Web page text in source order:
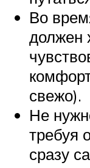
Во
должен
свежо).
Не
требуя
сразу